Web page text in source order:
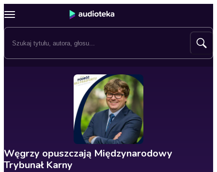
Węgrzy opuszczają Międzynarodowy
Trybunał Karny